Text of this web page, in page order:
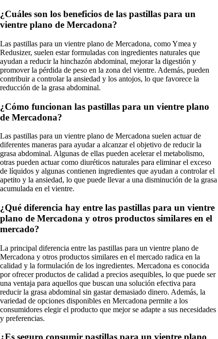
¿Cuáles son los beneficios de las pastillas para un
vientre plano de Mercadona?
Las pastillas para un vientre plano de Mercadona, como Ymea y
Redusizer, suelen estar formuladas con ingredientes naturales que
ayudan a reducir la hinchazón abdominal, mejorar la digestión y
promover la pérdida de peso en la zona del vientre. Además, pueden
contribuir a controlar la ansiedad y los antojos, lo que favorece la
reducción de la grasa abdominal.
¿Cómo funcionan las pastillas para un vientre plano
de Mercadona?
Las pastillas para un vientre plano de Mercadona suelen actuar de
diferentes maneras para ayudar a alcanzar el objetivo de reducir la
grasa abdominal. Algunas de ellas pueden acelerar el metabolismo,
otras pueden actuar como diuréticos naturales para eliminar el exceso
de líquidos y algunas contienen ingredientes que ayudan a controlar el
apetito y la ansiedad, lo que puede llevar a una disminución de la grasa
acumulada en el vientre.
¿Qué diferencia hay entre las pastillas para un vientre
plano de Mercadona y otros productos similares en el
mercado?
La principal diferencia entre las pastillas para un vientre plano de
Mercadona y otros productos similares en el mercado radica en la
calidad y la formulación de los ingredientes. Mercadona es conocida
por ofrecer productos de calidad a precios asequibles, lo que puede ser
una ventaja para aquellos que buscan una solución efectiva para
reducir la grasa abdominal sin gastar demasiado dinero. Además, la
variedad de opciones disponibles en Mercadona permite a los
consumidores elegir el producto que mejor se adapte a sus necesidades
y preferencias.